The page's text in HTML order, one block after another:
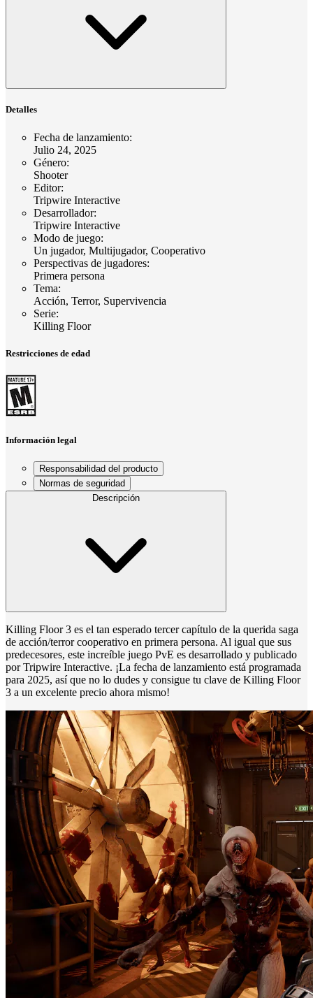
Detalles
Fecha de lanzamiento:
Julio 24, 2025
Género:
Shooter
Editor:
Tripwire Interactive
Desarrollador:
Tripwire Interactive
Modo de juego:
Un jugador, Multijugador, Cooperativo
Perspectivas de jugadores:
Primera persona
Tema:
Acción, Terror, Supervivencia
Serie:
Killing Floor
Restricciones de edad
Información legal
Responsabilidad del producto
Normas de seguridad
Descripción
Killing Floor 3 es el tan esperado tercer capítulo de la querida saga
de acción/terror cooperativo en primera persona. Al igual que sus
predecesores, este increíble juego PvE es desarrollado y publicado
por Tripwire Interactive. ¡La fecha de lanzamiento está programada
para 2025, así que no lo dudes y consigue tu clave de Killing Floor
3 a un excelente precio ahora mismo!